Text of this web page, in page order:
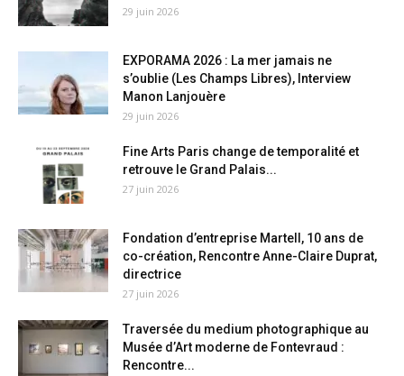
29 juin 2026
EXPORAMA 2026 : La mer jamais ne
s’oublie (Les Champs Libres), Interview
Manon Lanjouère
29 juin 2026
Fine Arts Paris change de temporalité et
retrouve le Grand Palais...
27 juin 2026
Fondation d’entreprise Martell, 10 ans de
co-création, Rencontre Anne-Claire Duprat,
directrice
27 juin 2026
Traversée du medium photographique au
Musée d’Art moderne de Fontevraud :
Rencontre...